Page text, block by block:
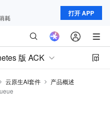
打开 APP
版 ACK
云原生AI套件
产品概述